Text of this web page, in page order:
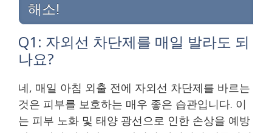
해소!
Q1: 자외선 차단제를 매일 발라도 되
나요?
네, 매일 아침 외출 전에 자외선 차단제를 바르는
것은 피부를 보호하는 매우 좋은 습관입니다. 이
는 피부 노화 및 태양 광선으로 인한 손상을 예방